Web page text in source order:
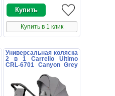
Купить в 1 клик
Универсальная коляска
2 в 1 Carrello Ultimo
CRL-6701 Canyon Grey